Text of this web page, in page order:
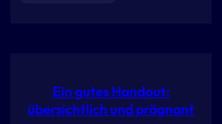
Ein gutes Handout:
übersichtlich und prägnant